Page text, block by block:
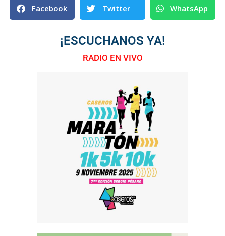
Facebook Twitter WhatsApp
¡ESCUCHANOS YA!
RADIO EN VIVO